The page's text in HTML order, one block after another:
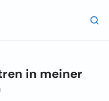
in meiner